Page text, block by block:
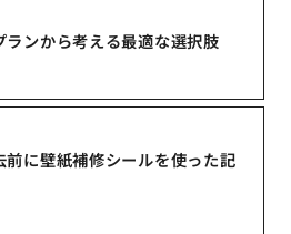
ンから考える最適な選択肢
に壁紙補修シールを使った記